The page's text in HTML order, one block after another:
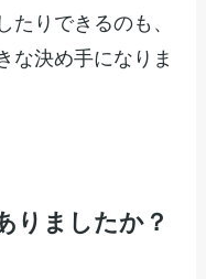
たりできるのも、
な決め手になりま
りましたか？